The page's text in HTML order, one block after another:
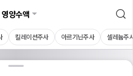
영양수액
킬레이션주사 아르기닌주사 셀레늄주사